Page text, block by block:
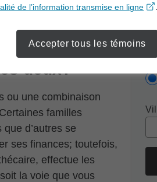
la façon dont vous
dont la valeur
deux?
ou une combinaison
familles
d’autres se
ses finances; toutefois,
effectue les
la voie que vous
de l’information transmise en ligne
Accepter tous les témoins